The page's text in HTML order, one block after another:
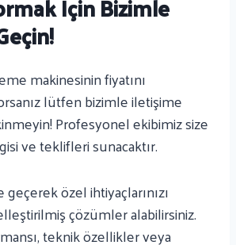
makinesinin fiyatını
lütfen bizimle iletişime
Profesyonel ekibimiz size
ve teklifleri sunacaktır.
özel ihtiyaçlarınızı
çözümler alabilirsiniz.
teknik özellikler veya